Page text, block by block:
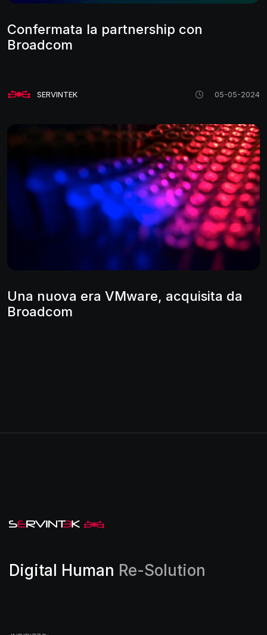
Confermata la partnership con
Broadcom
SERVINTEK 05-05-2024
Una nuova era VMware, acquisita da
Broadcom
Digital Human Re-Solution